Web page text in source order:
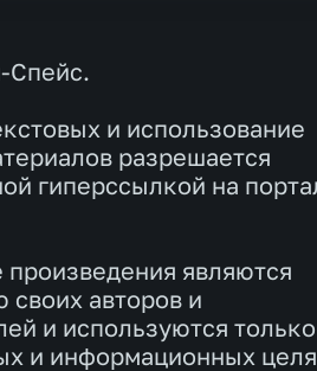
Спейс.
и использование
разрешается
гиперссылкой на
произведения являются
своих авторов и
и используются
и информационных